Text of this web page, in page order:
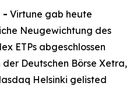
- Virtune gab heute
Neugewichtung des
ETPs abgeschlossen
Deutschen Börse Xetra,
Helsinki gelisted